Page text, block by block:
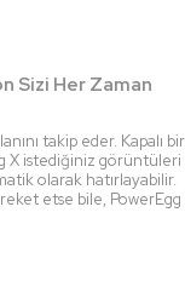
Sizi Her Zaman
takip eder. Kapalı bir
X istediğiniz görüntüleri
olarak hatırlayabilir.
etse bile, PowerEgg